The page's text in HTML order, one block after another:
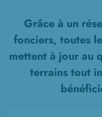
Grâce à un
fonciers, toutes
mettent à jour au
terrains tout